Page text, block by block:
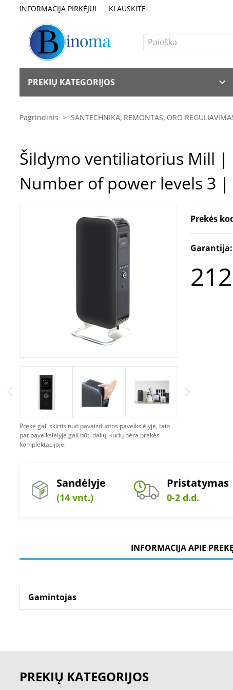
INFORMACIJA PIRKĖJUI KLAUSKITE
PREKIŲ KATEGORIJOS
Pagrindinis > SANTECHNIKA, REMONTAS, ORO
Šildymo ventiliatorius Mill | Heater | AB-H1000DN | Oil Filled Radiator | 1000 W |
Number of power levels 3
Prekė gali skirtis nuo pavaizduotos paveikslėlyje, taip
pat paveikslėlyje gali būti dalių, kurių nėra prekės
komplektacijoje.
Prekės
Garantija:
Sandėlyje
(14 vnt.)
Pristatymas
0-2 d.d.
INFORMACIJA APIE PREKĘ
Gamintojas
PREKIŲ KATEGORIJOS